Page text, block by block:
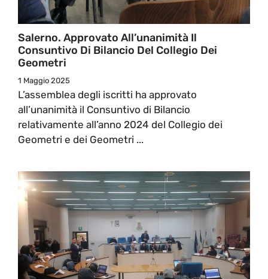
Salerno. Approvato All’unanimità Il
Consuntivo Di Bilancio Del Collegio Dei
Geometri
1 Maggio 2025
L’assemblea degli iscritti ha approvato
all’unanimità il Consuntivo di Bilancio
relativamente all’anno 2024 del Collegio dei
Geometri e dei Geometri ...